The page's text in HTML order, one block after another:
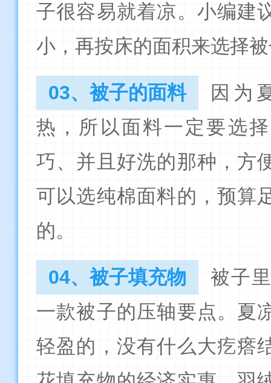
子很容易就着凉。小编建
小，再按床的面积来选择
03、被子的面料
因为
热，所以面料一定要选
巧、并且好洗的那种，方
可以选纯棉面料的，预算
的。
04、被子填充物
被子
一款被子的压轴要点。夏
轻盈的，没有什么大疙瘩